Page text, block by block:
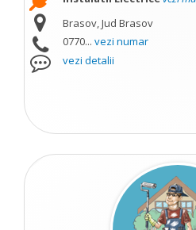
Brasov, Jud Brasov
0770... vezi numar
vezi detalii